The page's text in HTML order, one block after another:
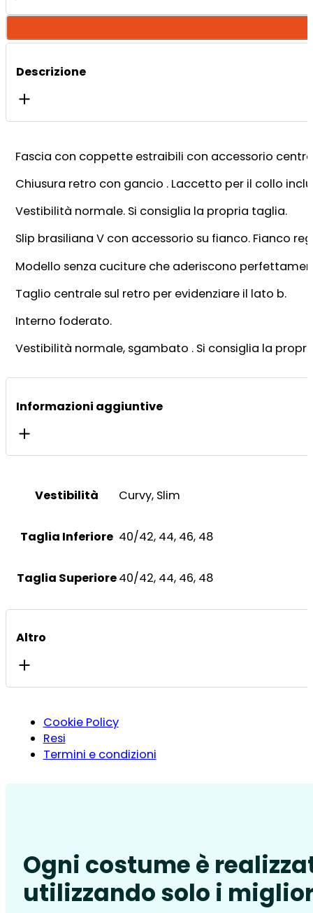
Brasiliana
Macu
quantità
Descrizione
Fascia con coppette estraibili con accessorio
Chiusura retro con gancio . Laccetto per il collo
Vestibilità normale. Si consiglia la propria taglia.
Slip brasiliana V con accessorio su fianco. Fianco
Modello senza cuciture che aderiscono
Taglio centrale sul retro per evidenziare il lato b.
Interno foderato.
Vestibilità normale, sgambato . Si consiglia la
Informazioni aggiuntive
Vestibilità Curvy, Slim
Taglia Inferiore 40/42, 44, 46, 48
Taglia Superiore40/42, 44, 46, 48
Altro
Cookie Policy
Resi
Termini e condizioni
Ogni costume è
utilizzando solo i